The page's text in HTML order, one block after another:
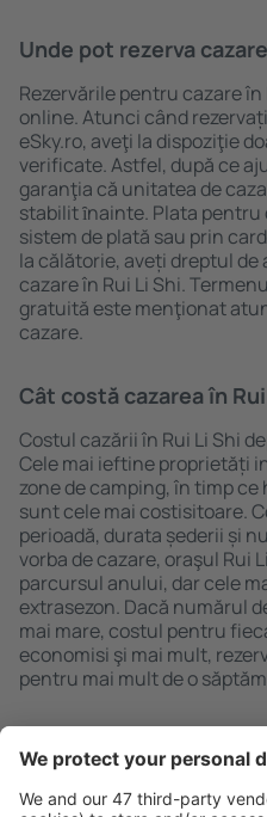
Unde pot rezerva
Rezervările pentru cazare
online. Atunci când
eSky.ro, aveţi la dispoziţie
verificate. Astfel, după ce
garanţia că unitatea de
stabilit ȋnainte. Plata
sistem de plată sau prin
la călătorie, aveți dreptul
cazare în Rui Li Shi.
gratuită este menţionat
cazare.
Cât costă cazarea în
Costul cazării în Rui Li Shi
Cele mai ieftine proprietăți
zone de camping, în timp
sunt cele mai costisitoare.
perioadă, durata șederii și
vorba de cazare, oraşul Rui
parcursul anului, dar cele
extrasezon. Dacă numărul
mai mare, costul pentru
economisi şi mai mult,
pentru mai mult de o
Caută rapid şi uşor